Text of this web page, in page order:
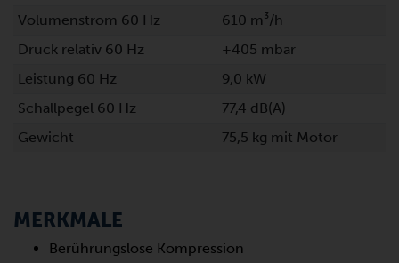
Volumenstrom 60 Hz
610 m³/h
Druck relativ 60 Hz
+405 mbar
Leistung 60 Hz
9,0 kW
Schallpegel 60 Hz
77,4 dB(A)
Gewicht
75,5 kg mit Motor
MERKMALE
Berührungslose Kompression